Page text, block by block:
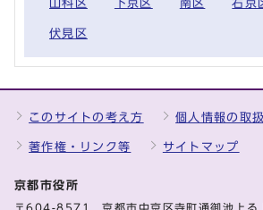
山科区 下京区 南区 右京
伏見区
このサイトの考え方 個人情報の取
著作権・リンク等 サイトマップ
京都市役所
〒604-8571 京都市中京区寺町通御池上る